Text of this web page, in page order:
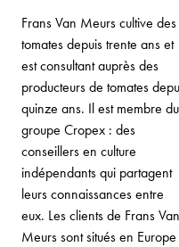
Frans Van Meurs cultive des
tomates depuis trente ans et
est consultant auprès des
producteurs de tomates
quinze ans. Il est membre du
groupe Cropex : des
conseillers en culture
indépendants qui partagent
leurs connaissances entre
eux. Les clients de Frans Van
Meurs sont situés en Europe